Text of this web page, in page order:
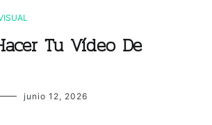
Tu Vídeo De
junio 12, 2026